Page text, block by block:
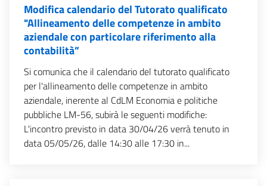
Modifica calendario del Tutorato qualificato
"Allineamento delle competenze in ambito
aziendale con particolare riferimento alla
contabilità”
Si comunica che il calendario del tutorato qualificato
per l'allineamento delle competenze in ambito
aziendale, inerente al CdLM Economia e politiche
pubbliche LM-56, subirà le seguenti modifiche:
L'incontro previsto in data 30/04/26 verrà tenuto in
data 05/05/26, dalle 14:30 alle 17:30 in...